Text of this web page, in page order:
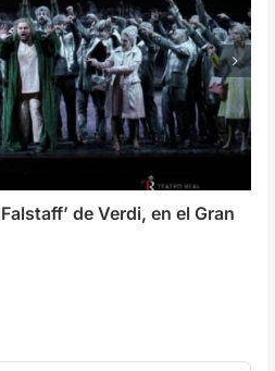
de Verdi, en el Gran